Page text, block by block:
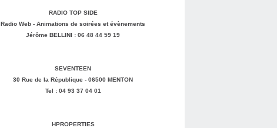
RADIO TOP SIDE
Radio Web - Animations de soirées et évènements
Jérôme BELLINI : 06 48 44 59 19
SEVENTEEN
30 Rue de la République - 06500 MENTON
Tel : 04 93 37 04 01
HPROPERTIES